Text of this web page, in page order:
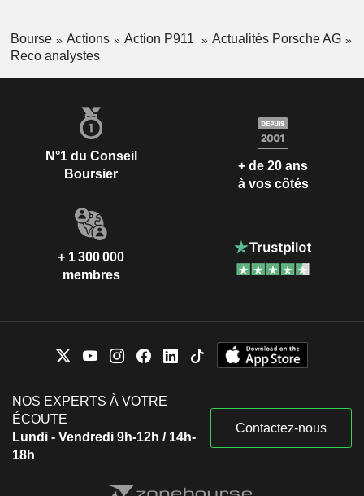
Bourse Actions Action P911
Actualités Porsche AG
Reco analystes
N°1 du Conseil
Boursier
+ de 20 ans
à vos côtés
+ 1 300 000
membres
NOS EXPERTS À VOTRE
ÉCOUTE
Lundi - Vendredi 9h-12h / 14h-
18h
Contactez-nous